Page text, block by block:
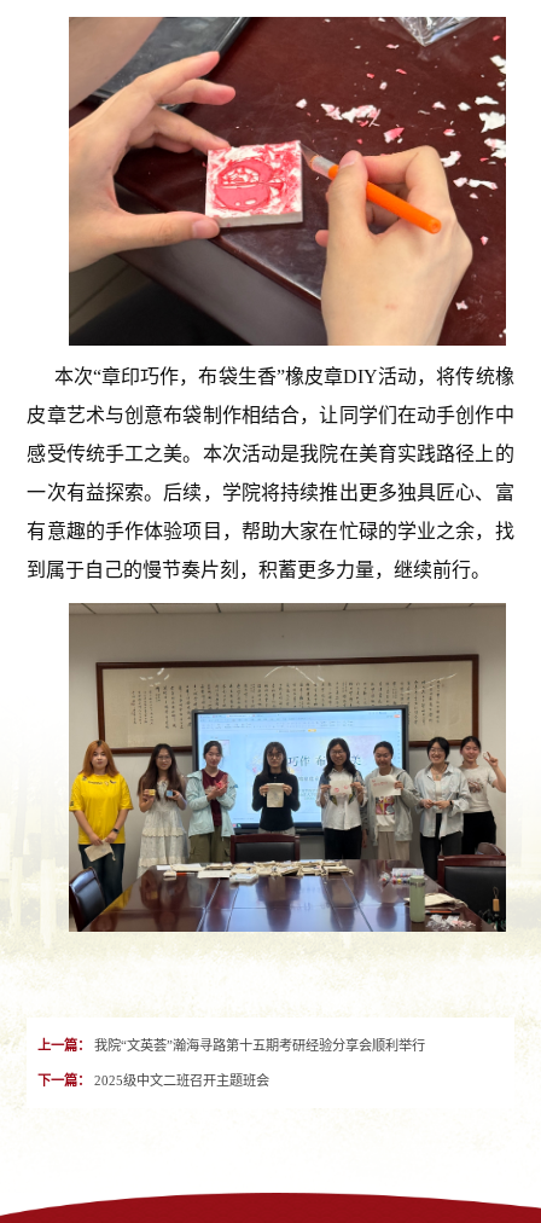
本次“章印巧作，布袋生香”橡皮章DIY活动，将传统橡
皮章艺术与创意布袋制作相结合，让同学们在动手创作中
感受传统手工之美。本次活动是我院在美育实践路径上的
一次有益探索。后续，学院将持续推出更多独具匠心、富
有意趣的手作体验项目，帮助大家在忙碌的学业之余，找
到属于自己的慢节奏片刻，积蓄更多力量，继续前行。
上一篇： 我院“文英荟”瀚海寻路第十五期考研经验分享会顺利举行
下一篇： 2025级中文二班召开主题班会